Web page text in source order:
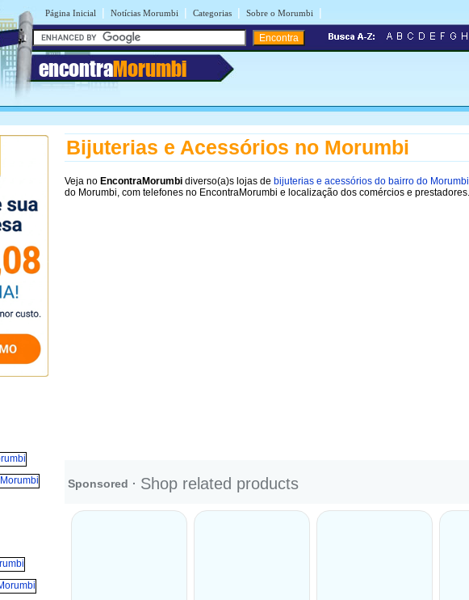
Página Inicial | Notícias Morumbi | Categorias | Sobre o Morumbi |
encontraMorumbi
Bijuterias e Acessórios no Morumbi
Veja no EncontraMorumbi diverso(a)s lojas de bijuterias e acessórios do bairro do Morumbi
do Morumbi, com telefones no EncontraMorumbi e localização dos comércios e prestadores.